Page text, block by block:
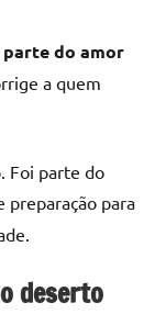
parte do amor
a quem
Foi parte do
preparação para
deserto